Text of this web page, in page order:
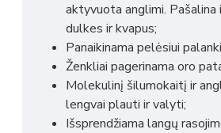
aktyvuota anglimi. Pašalina
dulkes ir kvapus;
Panaikinama pelėsiui
Ženkliai pagerinama oro
Molekulinį šilumokaitį ir
lengvai plauti ir valyti;
Išsprendžiama langų